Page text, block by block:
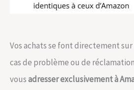
Vos achats se font directement sur
cas de problème ou de
vousadresser exclusivement à